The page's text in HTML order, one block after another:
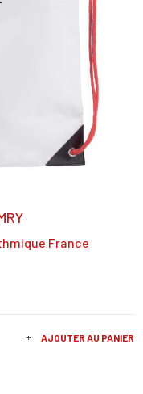
France
AJOUTER AU PANIER